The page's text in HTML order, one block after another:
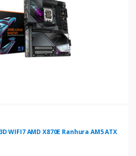
WIFI7 AMD X870E Ranhura AM5 ATX